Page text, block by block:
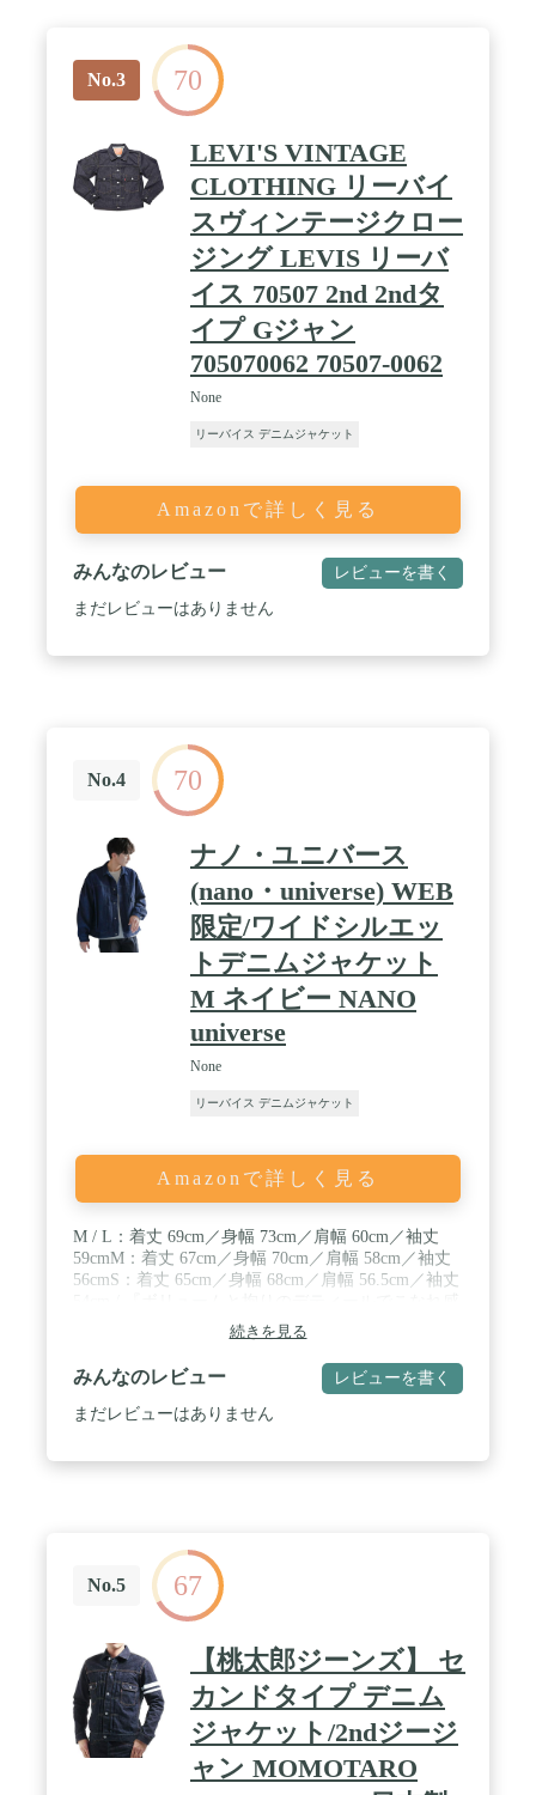
No.3 70
LEVI'S VINTAGE
CLOTHING リーバイ
スヴィンテージクロー
ジング LEVIS リーバ
イス 70507 2nd 2ndタ
イプ Gジャン
705070062 70507-0062
None
リーバイス デニムジャケット
Amazonで詳しく見る
みんなのレビュー レビューを書く
まだレビューはありません
No.4 70
ナノ・ユニバース
(nano・universe) WEB
限定/ワイドシルエッ
トデニムジャケット
M ネイビー NANO
universe
None
リーバイス デニムジャケット
Amazonで詳しく見る
M / L：着丈 69cm／身幅 73cm／肩幅 60cm／袖丈
59cmM：着丈 67cm／身幅 70cm／肩幅 58cm／袖丈
56cmS：着丈 65cm／身幅 68cm／肩幅 56.5cm／袖丈
高まる一枚』コットン100％生地を使用したオーバ
ーサイズデニムジャケット。 程よい肉感のデニム素
材は、インナー使いによってはロングシーズンお使
いいただける万能な一枚。 フロントタックや比翼仕
立てのボタンで個性を演出しながらもシンプルで合
袖デザイン ・季節の変わり目からインナー使いによ
ってロングシーズン重宝するアイテム ・別売りのパ
ンツとセットアップとしても着用可能 ―FABRIC―
・コットン100％生地を使用 ・程よい肉感のデニム
素材
続きを見る
みんなのレビュー レビューを書く
まだレビューはありません
No.5 67
【桃太郎ジーンズ】 セ
カンドタイプ デニム
ジャケット/2ndジージ
ャン MOMOTARO